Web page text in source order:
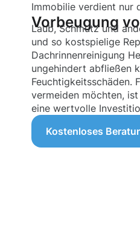
Immobilie verdient nur
Vorbeugung
Laub, Schmutz und
und so kostspielige
Dachrinnenreinigung
ungehindert abfließen
Feuchtigkeitsschäden.
vermeiden möchten,
eine wertvolle
Kostenloses